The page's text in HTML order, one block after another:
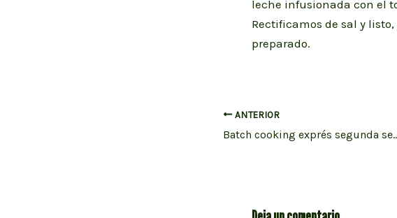
leche infusionada con el
Rectificamos de sal y
preparado.
Navegación
de
ANTERIOR
Batch cooking